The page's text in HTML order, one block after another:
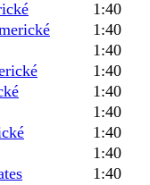
1:40
1:40
1:40
1:40
1:40
1:40
1:40
1:40
1:40